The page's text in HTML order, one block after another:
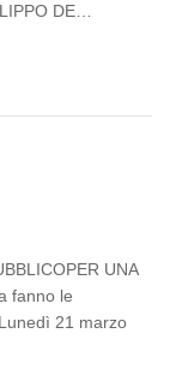
DE…
UNA
fanno le
21 marzo